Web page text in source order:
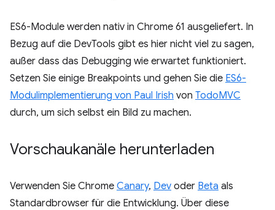
ES6-Module werden nativ in Chrome 61 ausgeliefert. In
Bezug auf die DevTools gibt es hier nicht viel zu sagen,
außer dass das Debugging wie erwartet funktioniert.
Setzen Sie einige Breakpoints und gehen Sie die ES6-
Modulimplementierung von Paul Irish von TodoMVC
durch, um sich selbst ein Bild zu machen.
Vorschaukanäle herunterladen
Verwenden Sie Chrome Canary, Dev oder Beta als
Standardbrowser für die Entwicklung. Über diese